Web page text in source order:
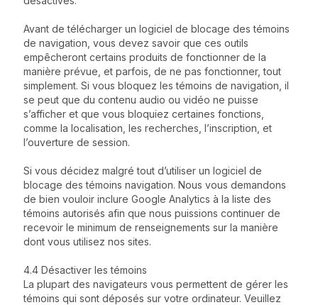
Avant de télécharger un logiciel de blocage des témoins
de navigation, vous devez savoir que ces outils
empêcheront certains produits de fonctionner de la
manière prévue, et parfois, de ne pas fonctionner, tout
simplement. Si vous bloquez les témoins de navigation, il
se peut que du contenu audio ou vidéo ne puisse
s’afficher et que vous bloquiez certaines fonctions,
comme la localisation, les recherches, l’inscription, et
l’ouverture de session.
Si vous décidez malgré tout d’utiliser un logiciel de
blocage des témoins navigation. Nous vous demandons
de bien vouloir inclure Google Analytics à la liste des
témoins autorisés afin que nous puissions continuer de
recevoir le minimum de renseignements sur la manière
dont vous utilisez nos sites.
4.4 Désactiver les témoins
La plupart des navigateurs vous permettent de gérer les
témoins qui sont déposés sur votre ordinateur. Veuillez